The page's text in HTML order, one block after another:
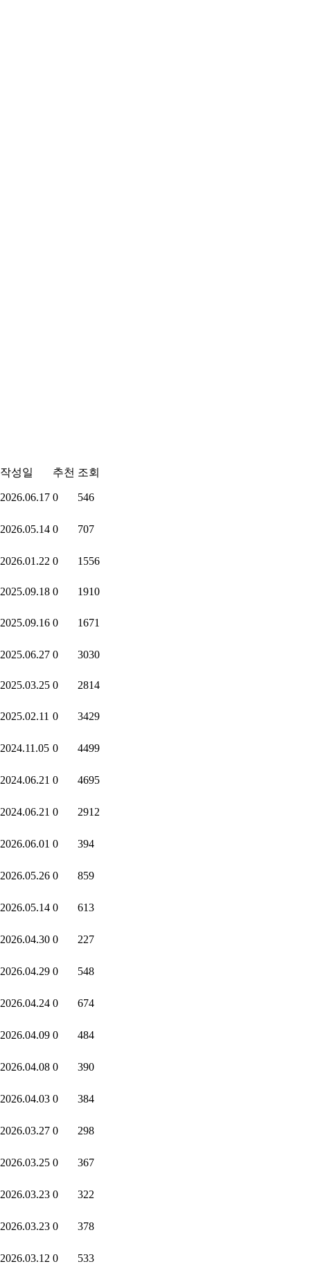
작성일 추천 조회
2026.06.17 0 546
2026.05.14 0 707
2026.01.22 0 1556
2025.09.18 0 1910
2025.09.16 0 1671
2025.06.27 0 3030
2025.03.25 0 2814
2025.02.11 0 3429
2024.11.05 0 4499
2024.06.21 0 4695
2024.06.21 0 2912
2026.06.01 0 394
2026.05.26 0 859
2026.05.14 0 613
2026.04.30 0 227
2026.04.29 0 548
2026.04.24 0 674
2026.04.09 0 484
2026.04.08 0 390
2026.04.03 0 384
2026.03.27 0 298
2026.03.25 0 367
2026.03.23 0 322
2026.03.23 0 378
2026.03.12 0 533